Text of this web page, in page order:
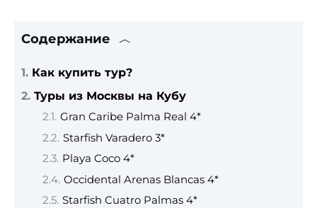
Содержание
Как купить тур?
Туры из Москвы на Кубу
Gran Caribe Palma Real 4*
Starfish Varadero 3*
Playa Coco 4*
Occidental Arenas Blancas 4*
Starfish Cuatro Palmas 4*